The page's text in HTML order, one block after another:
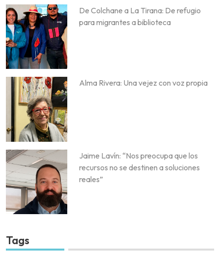
De Colchane a La Tirana: De refugio
para migrantes a biblioteca
Alma Rivera: Una vejez con voz propia
Jaime Lavín: “Nos preocupa que los
recursos no se destinen a soluciones
reales”
Tags